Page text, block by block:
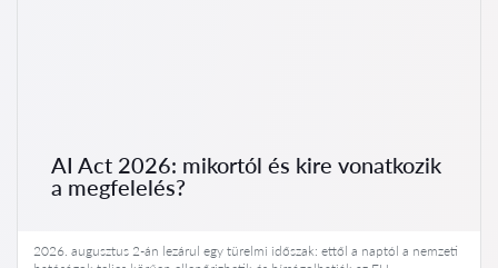
AI Act 2026: mikortól és kire vonatkozik
a megfelelés?
2026. augusztus 2-án lezárul egy türelmi időszak: ettől a naptól a nemzeti